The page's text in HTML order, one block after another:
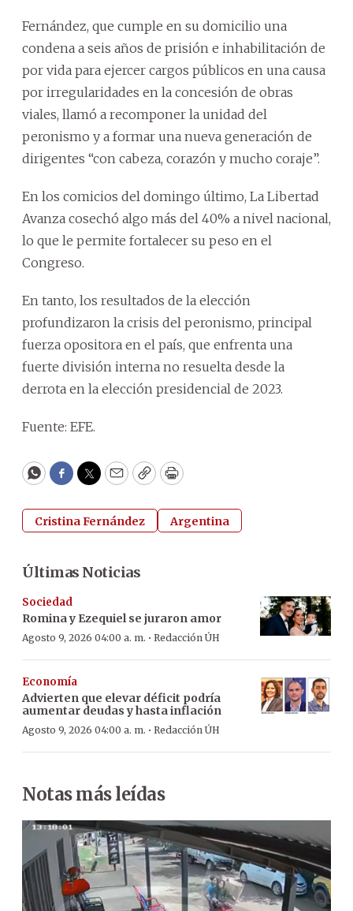
Fernández, que cumple en su domicilio una
condena a seis años de prisión e inhabilitación de
por vida para ejercer cargos públicos en una causa
por irregularidades en la concesión de obras
viales, llamó a recomponer la unidad del
peronismo y a formar una nueva generación de
dirigentes “con cabeza, corazón y mucho coraje”.
En los comicios del domingo último, La Libertad
Avanza cosechó algo más del 40% a nivel nacional,
lo que le permite fortalecer su peso en el
Congreso.
En tanto, los resultados de la elección
profundizaron la crisis del peronismo, principal
fuerza opositora en el país, que enfrenta una
fuerte división interna no resuelta desde la
derrota en la elección presidencial de 2023.
Fuente: EFE.
WhatsApp
Facebook
Twitter
EmailCopyPrint
Cristina Fernández Argentina
Últimas Noticias
Sociedad
Romina y Ezequiel se juraron amor
Agosto 9, 2026 04:00 a. m. · Redacción ÚH
Economía
Advierten que elevar déficit podría
aumentar deudas y hasta inflación
Agosto 9, 2026 04:00 a. m. · Redacción ÚH
Notas más leídas